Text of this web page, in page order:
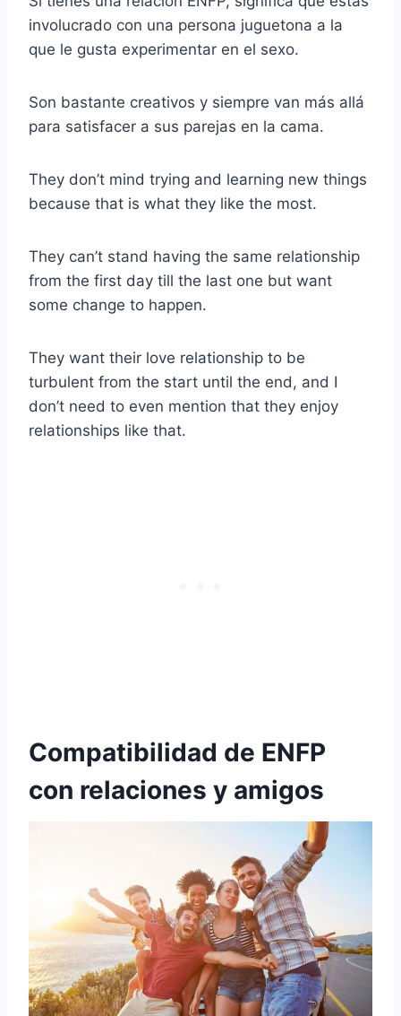
involucrado con una persona juguetona a la
que le gusta experimentar en el sexo.
Son bastante creativos y siempre van más allá
para satisfacer a sus parejas en la cama.
They don’t mind trying and learning new things
because that is what they like the most.
They can’t stand having the same relationship
from the first day till the last one but want
some change to happen.
They want their love relationship to be
turbulent from the start until the end, and I
don’t need to even mention that they enjoy
relationships like that.
Compatibilidad de ENFP
con relaciones y amigos